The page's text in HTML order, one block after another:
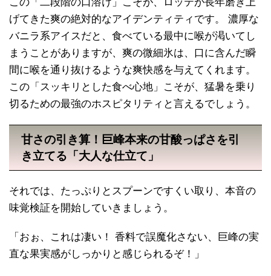
げてきた爽の絶対的なアイデンティティです。 濃厚な
バニラ系アイスだと、食べている最中に喉が渇いてし
まうことがありますが、爽の微細氷は、口に含んだ瞬
間に喉を通り抜けるような爽快感を与えてくれます。
この「スッキリとした食べ心地」こそが、猛暑を乗り
切るための最強のホスピタリティと言えるでしょう。
甘さの引き算！巨峰本来の甘酸っぱさを引
き立てる「大人な仕立て」
それでは、たっぷりとスプーンですくい取り、本音の
味覚検証を開始していきましょう。
「おぉ、これは凄い！ 香料で誤魔化さない、巨峰の実
直な果実感がしっかりと感じられるぞ！」